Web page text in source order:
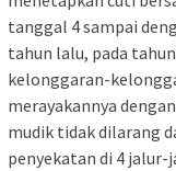
tanggal 4 sampai
tahun lalu, pada
kelonggaran-
merayakannya
mudik tidak dilarang
penyekatan di 4